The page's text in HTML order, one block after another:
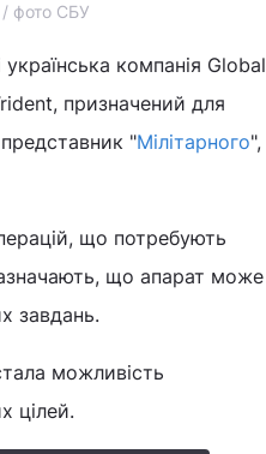
/ фото СБУ
компанія Global
призначений для
"Мілітарного",
що потребують
що апарат може
завдань.
можливість
цілей.